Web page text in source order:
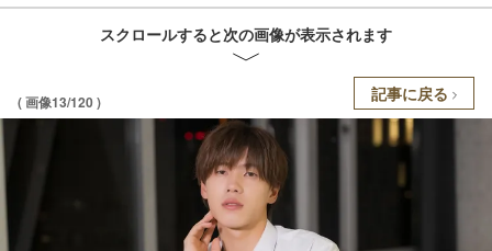
スクロールすると次の画像が表示されます
( 画像13/120 ) 記事に戻る